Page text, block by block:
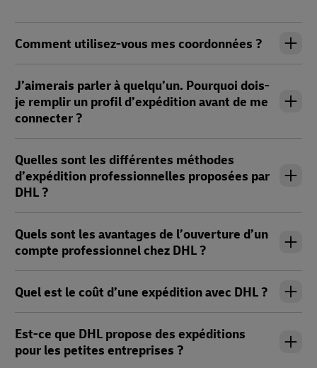
Comment utilisez-vous mes coordonnées ?
J’aimerais parler à quelqu’un. Pourquoi dois-
je remplir un profil d’expédition avant de me
connecter ?
Quelles sont les différentes méthodes
d’expédition professionnelles proposées par
DHL ?
Quels sont les avantages de l’ouverture d’un
compte professionnel chez DHL ?
Quel est le coût d’une expédition avec DHL ?
Est-ce que DHL propose des expéditions
pour les petites entreprises ?